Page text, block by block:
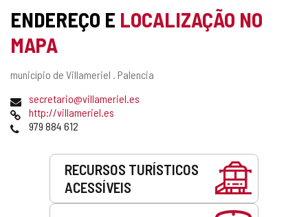
ENDEREÇO E LOCALIZAÇÃO NO
MAPA
Endereço
município de Villameriel . Palencia
Endereço
de
email
secretario@villameriel.es
Pagina
web
http://villameriel.es
Telefones
979 884 612
RECURSOS TURÍSTICOS
ACESSÍVEIS